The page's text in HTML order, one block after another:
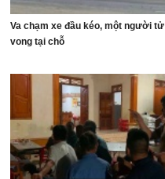
Va chạm xe đầu kéo, một người tử
vong tại chỗ